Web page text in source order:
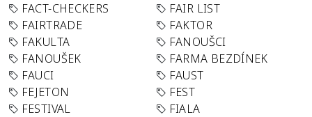
FACT-CHECKERS
FAIR LIST
FAIRTRADE
FAKTOR
FAKULTA
FANOUŠCI
FANOUŠEK
FARMA BEZDÍNEK
FAUCI
FAUST
FEJETON
FEST
FESTIVAL
FIALA